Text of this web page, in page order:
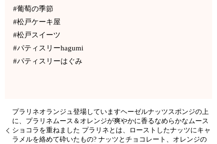
#葡萄の季節
#松戸ケーキ屋
#松戸スイーツ
#パティスリーhagumi
#パティスリーはぐみ
プラリネオランジュ登場していますヘーゼルナッツスポンジの上
に、プラリネムース＆オレンジが爽やかに香るなめらかなムース
ショコラを重ねました プラリネとは、ローストしたナッツにキャ
ラメルを絡めて砕いたもの? ナッツとチョコレート、オレンジの